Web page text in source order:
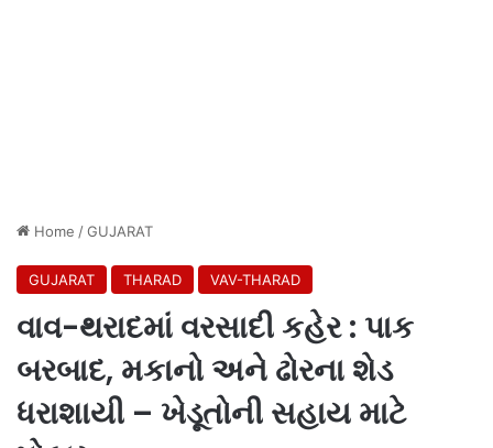
Home /GUJARAT
GUJARAT THARAD VAV-THARAD
વાવ-થરાદમાં વરસાદી કહેર : પાક
બરબાદ, મકાનો અને ઢોરના શેડ
ધરાશાયી – ખેડૂતોની સહાય માટે